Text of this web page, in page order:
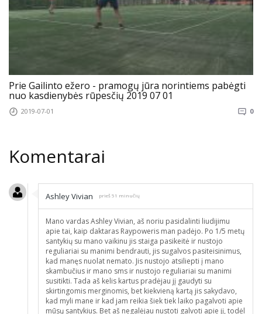
Prie Gailinto ežero - pramogų jūra norintiems pabėgti
nuo kasdienybės rūpesčių 2019 07 01
2019-07-01 0
Komentarai
Ashley Vivian prieš 51 minučių
Mano vardas Ashley Vivian, aš noriu pasidalinti liudijimu
apie tai, kaip daktaras Raypoweris man padėjo. Po 1/5 metų
santykių su mano vaikinu jis staiga pasikeitė ir nustojo
reguliariai su manimi bendrauti, jis sugalvos pasiteisinimus,
kad manęs nuolat nemato. Jis nustojo atsiliepti į mano
skambučius ir mano sms ir nustojo reguliariai su manimi
susitikti. Tada aš kelis kartus pradėjau jį gaudyti su
skirtingomis merginomis, bet kiekvieną kartą jis sakydavo,
kad myli mane ir kad jam reikia šiek tiek laiko pagalvoti apie
mūsų santykius. Bet aš negalėjau nustoti galvoti apie jį, todėl